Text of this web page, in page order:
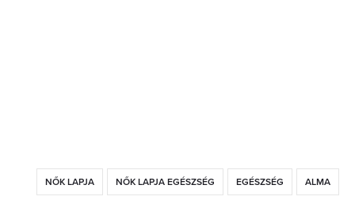
NŐK LAPJA NŐK LAPJA EGÉSZSÉG EGÉSZSÉG ALMA